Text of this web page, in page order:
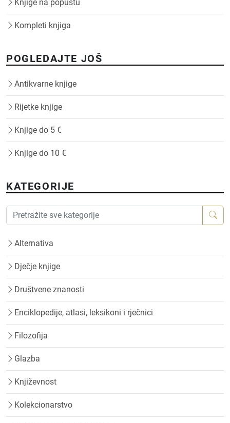
Knjige na popustu
Kompleti knjiga
POGLEDAJTE JOŠ
Antikvarne knjige
Rijetke knjige
Knjige do 5 €
Knjige do 10 €
KATEGORIJE
Alternativa
Dječje knjige
Društvene znanosti
Enciklopedije, atlasi, leksikoni i rječnici
Filozofija
Glazba
Književnost
Kolekcionarstvo